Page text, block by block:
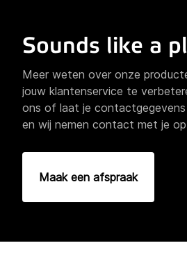
Sounds like a
Meer weten over onze
jouw klantenservice te
ons of laat je
en wij nemen contact met je
Maak een afspraak